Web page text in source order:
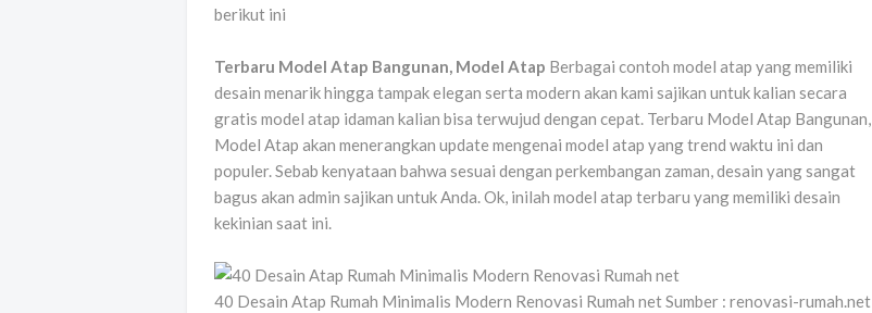
berikut ini
Terbaru Model Atap Bangunan, Model Atap Berbagai contoh model atap yang memiliki
desain menarik hingga tampak elegan serta modern akan kami sajikan untuk kalian secara
gratis model atap idaman kalian bisa terwujud dengan cepat. Terbaru Model Atap Bangunan,
Model Atap akan menerangkan update mengenai model atap yang trend waktu ini dan
populer. Sebab kenyataan bahwa sesuai dengan perkembangan zaman, desain yang sangat
bagus akan admin sajikan untuk Anda. Ok, inilah model atap terbaru yang memiliki desain
kekinian saat ini.
40 Desain Atap Rumah Minimalis Modern Renovasi Rumah net Sumber : renovasi-rumah.net